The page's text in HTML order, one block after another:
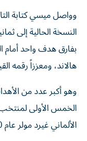
وواصل ميسي كتابة
النسخة الحالية إلى
بفارق هدف واحد أمام
هالاند، ومعززاً رقمه
وهو أكبر عدد من
الخمس الأولى
الألماني غيرد مولر عام 1970 (10 أهداف).